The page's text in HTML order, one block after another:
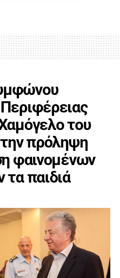
του
την πρόληψη
φαινομένων
τα παιδιά